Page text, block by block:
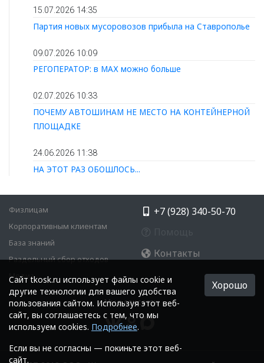
15.07.2026 14:35
Партия новых мусоровозов прибыла на Ставрополье
09.07.2026 10:09
РЕГОПЕРАТОР: в МАХ можно больше
02.07.2026 10:33
ПОЧЕМУ АВТОШИНАМ НЕ МЕСТО НА КОНТЕЙНЕРНОЙ
ПЛОЩАДКЕ
24.06.2026 11:38
НА ЭТОТ РАЗ ОБОШЛОСЬ...
Физлицам
Корпоративным клиентам
База знаний
Раздельный сбор отходов
Медиа
+7 (928) 340-50-70
Контакты
Мы в соцсетях:
Cайт tkosk.ru использует файлы cookie и
другие технологии для вашего удобства
пользования сайтом. Используя этот веб-
сайт, вы соглашаетесь с тем, что мы
используем cookies. Подробнее.
Если вы не согласны — покиньте этот веб-
сайт.
Хорошо